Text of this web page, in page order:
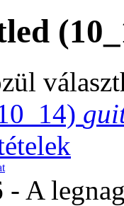
- A